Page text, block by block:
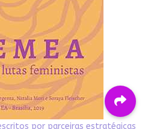
por parceiras estratégicas